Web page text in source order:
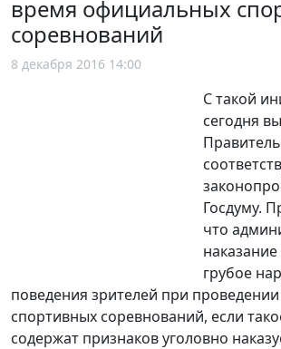
время официальных
соревнований
8 декабря 2016 14:00
С такой
сегодня
Госдуму.
что
наказание
грубое
поведения зрителей при
спортивных соревнований, если
содержат признаков уголовно